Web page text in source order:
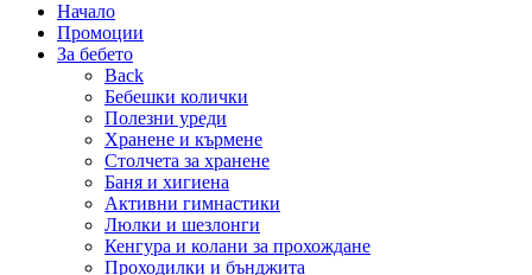
Начало
Промоции
За бебето
Back
Бебешки колички
Полезни уреди
Хранене и кърмене
Столчета за хранене
Баня и хигиена
Активни гимнастики
Люлки и шезлонги
Кенгура и колани за прохождане
Проходилки и бънджита